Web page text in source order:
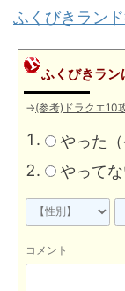
ふくびきラン
ふくびきラン
→(参考)ドラクエ10
やった（
やって
コメント